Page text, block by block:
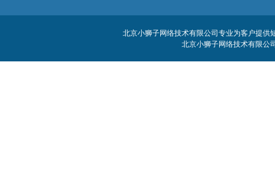
北京小狮子网络技术有限公司专业为客户提
北京小狮子网络技术有限公